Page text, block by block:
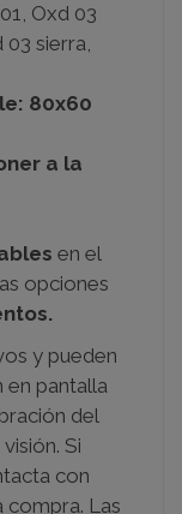
Oxd 03
03 sierra,
80x60
a la
en el
opciones
y pueden
en pantalla
del
Si
con
compra. Las